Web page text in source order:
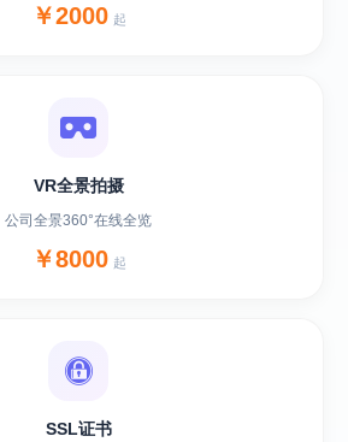
￥2000 起
VR全景拍摄
公司全景360°在线全览
￥8000 起
SSL证书